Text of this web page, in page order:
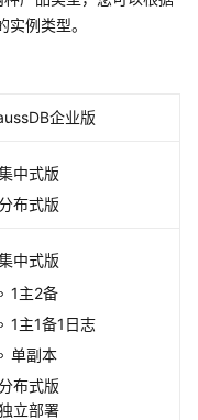
实例类型。
企业版
中式版
布式版
中式版
1主2备
1主1备1日志
单副本
布式版
立部署